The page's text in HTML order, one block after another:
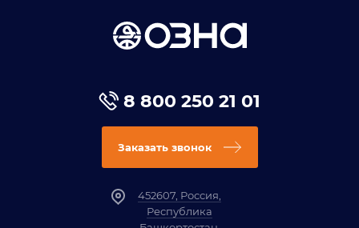
8 800 250 21 01
Заказать звонок
452607, Россия,
Республика